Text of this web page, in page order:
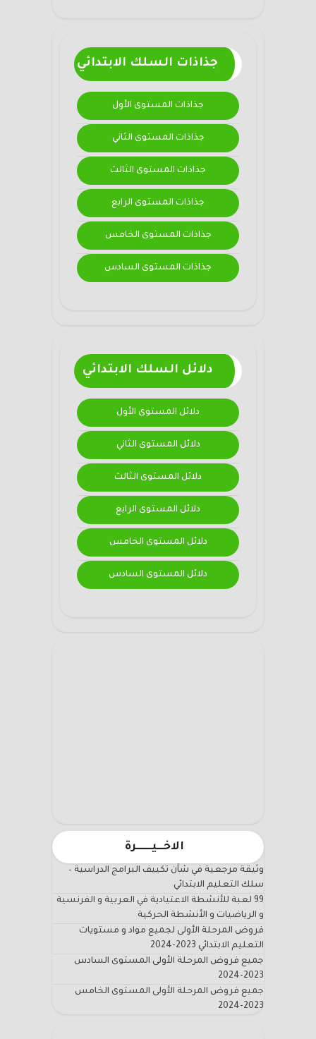
جذاذات السلك الابتدائي
جذاذات المستوى الأول
جذاذات المستوى الثاني
جذاذات المستوى الثالث
جذاذات المستوى الرابع
جذاذات المستوى الخامس
جذاذات المستوى السادس
دلائل السلك الابتدائي
دلائل المستوى الأول
دلائل المستوى الثاني
دلائل المستوى الثالث
دلائل المستوى الرابع
دلائل المستوى الخامس
دلائل المستوى السادس
الاخـــيـــــــرة
وثيقة مرجعية في شأن تكييف البرامج الدراسية –
سلك التعليم الابتدائي
99 لعبة للأنشطة الاعتيادية في العربية و الفرنسية
و الرياضيات و الأنشطة الحركية
فروض المرحلة الأولى لجميع مواد و مستويات
التعليم الابتدائي 2023-2024
جميع فروض المرحلة الأولى المستوى السادس
2023-2024
جميع فروض المرحلة الأولى المستوى الخامس
2023-2024